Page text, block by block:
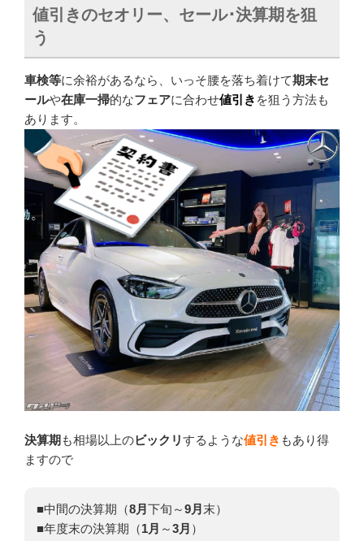
値引きのセオリー、セール･決算期を狙
う
車検等に余裕があるなら、いっそ腰を落ち着けて期末セ
ールや在庫一掃的なフェアに合わせ値引き を狙う方法も
あります。
決算期 も相場以上のビックリするような値引き もあり得
ますので
■中間の決算期（8月 下旬～9月 末）
■年度末の決算期（1月 ～3月 ）